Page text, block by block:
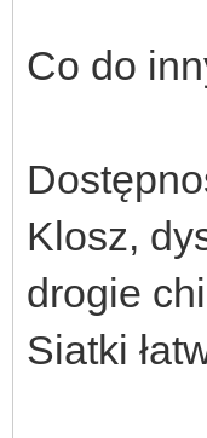
Co do
Klosz,
drogie
Siatki